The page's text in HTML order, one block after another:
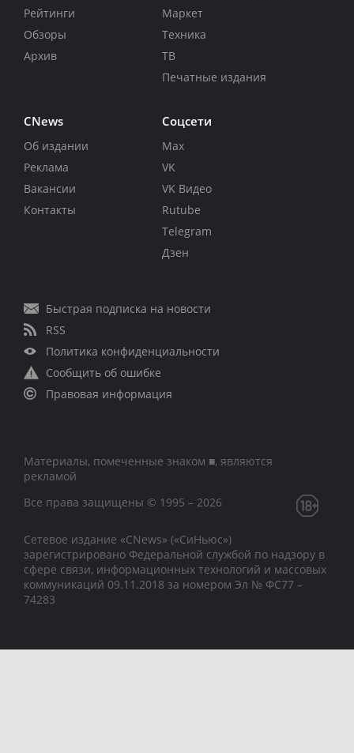
Рейтинги
Обзоры
Архив
Маркет
Техника
ТВ
Печатные издания
CNews
Об издании
Реклама
Вакансии
Контакты
Соцсети
Max
VK
VK Видео
Rutube
Telegram
Дзен
Быстрая подписка на новости
RSS
Политика конфиденциальности
Сообщить об ошибке
Правовая информация
Материалы, помеченные знаком ■, являются
рекламой
Все права защищены © 1995 – 2026
Сетевое издание «CNews» («СиНьюс»)
зарегистрировано Федеральной службой по надзору в
сфере связи, информационных технологий и массовых
коммуникаций 09.11.2018 за номером Эл № ФС77 –
74283